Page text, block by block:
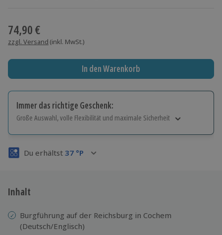
74,90 €
zzgl. Versand (inkl. MwSt.)
In den Warenkorb
Immer das richtige Geschenk:
Große Auswahl, volle Flexibilität und maximale Sicherheit
Volle Flexibilität
3 Jahre gültig & verlängerbar.
Du erhältst 37 °P
Inhalt
Burgführung auf der Reichsburg in Cochem
(Deutsch/Englisch)